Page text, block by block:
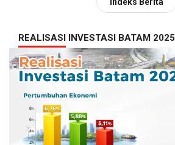
REALISASI INVESTASI BATAM 2025